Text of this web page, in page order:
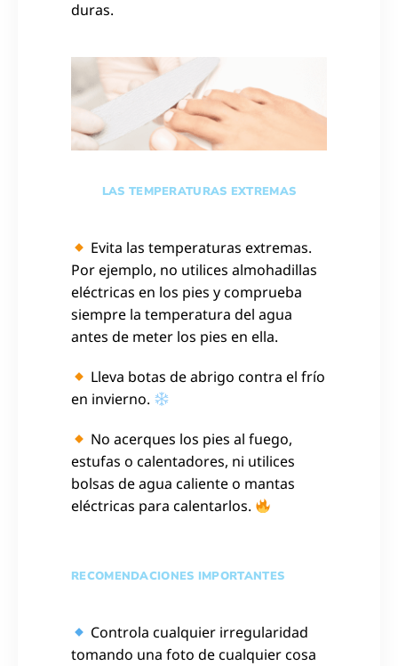
duras.
LAS TEMPERATURAS EXTREMAS
Evita las temperaturas extremas.
Por ejemplo, no utilices almohadillas
eléctricas en los pies y comprueba
siempre la temperatura del agua
antes de meter los pies en ella.
Lleva botas de abrigo contra el frío
en invierno.
No acerques los pies al fuego,
estufas o calentadores, ni utilices
bolsas de agua caliente o mantas
eléctricas para calentarlos.
RECOMENDACIONES IMPORTANTES
Controla cualquier irregularidad
tomando una foto de cualquier cosa